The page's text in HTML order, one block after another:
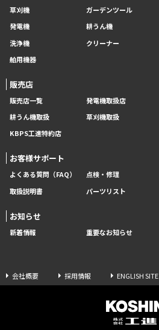
草刈機
ガーデンツール
発電機
耕うん機
洗浄機
クリーナー
舶用機器
販売店
販売店一覧 発電機取扱店
耕うん機取扱
草刈機取扱
KBPS工進特約店
お客様サポート
よくある質問（FAQ） 点検・修理
取扱説明書
パーツリスト
お知らせ
新着情報 重要なお知らせ
会社概要 採用情報 ENGLISH SITE